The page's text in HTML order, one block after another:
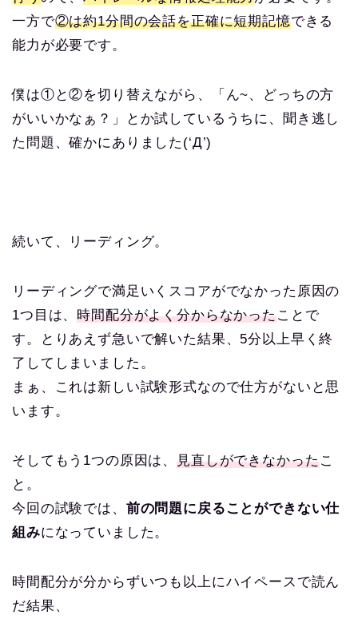
一方で②は約1分間の会話を正確に短期記憶できる
能力が必要です。
僕は①と②を切り替えながら、「ん~、どっちの方
がいいかなぁ？」とか試しているうちに、聞き逃し
た問題、確かにありました(‘Д’)
続いて、リーディング。
リーディングで満足いくスコアがでなかった原因の
1つ目は、時間配分がよく分からなかったことで
す。とりあえず急いで解いた結果、5分以上早く終
了してしまいました。
まぁ、これは新しい試験形式なので仕方がないと思
います。
そしてもう1つの原因は、見直しができなかったこ
と。
今回の試験では、 前の問題に戻ることができない仕
組みになっていました。
時間配分が分からずいつも以上にハイペースで読ん
だ結果、